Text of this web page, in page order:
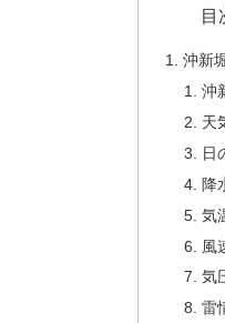
目
沖新
沖
天
日
降
気
風
気
雷